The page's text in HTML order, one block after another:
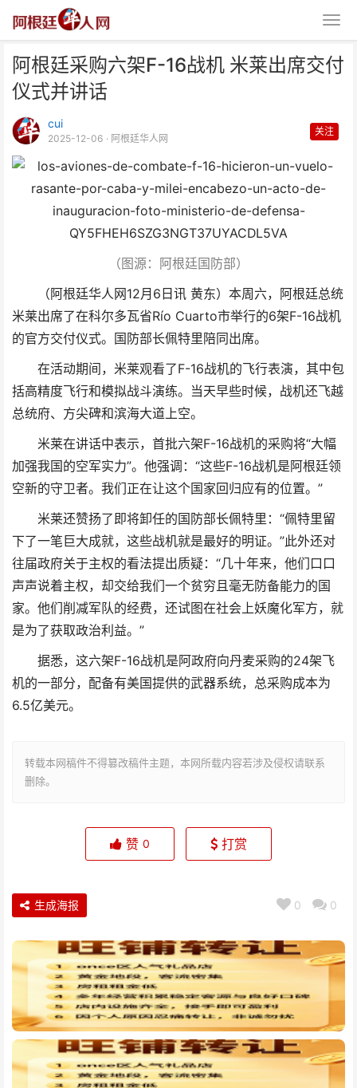
阿根廷采购六架F-16战机 米莱出席交付
仪式并讲话
cui
2025-12-06 · 阿根廷华人网
关注
（图源：阿根廷国防部）
（阿根廷华人网12月6日讯 黄东）本周六，阿根廷总统
米莱出席了在科尔多瓦省Río Cuarto市举行的6架F-16战机
的官方交付仪式。国防部长佩特里陪同出席。
在活动期间，米莱观看了F-16战机的飞行表演，其中包
括高精度飞行和模拟战斗演练。当天早些时候，战机还飞越
总统府、方尖碑和滨海大道上空。
米莱在讲话中表示，首批六架F-16战机的采购将“大幅
加强我国的空军实力”。他强调：“这些F-16战机是阿根廷领
空新的守卫者。我们正在让这个国家回归应有的位置。”
米莱还赞扬了即将卸任的国防部长佩特里：“佩特里留
下了一笔巨大成就，这些战机就是最好的明证。”此外还对
往届政府关于主权的看法提出质疑：“几十年来，他们口口
声声说着主权，却交给我们一个贫穷且毫无防备能力的国
家。他们削减军队的经费，还试图在社会上妖魔化军方，就
是为了获取政治利益。”
据悉，这六架F-16战机是阿政府向丹麦采购的24架飞
机的一部分，配备有美国提供的武器系统，总采购成本为
6.5亿美元。
转载本网稿件不得篡改稿件主题，本网所载内容若涉及侵权请联系
删除。
阿根廷采购六架F-16战机 米莱出
席交付仪式并讲话
赞 0 打赏
0 0
生成海报